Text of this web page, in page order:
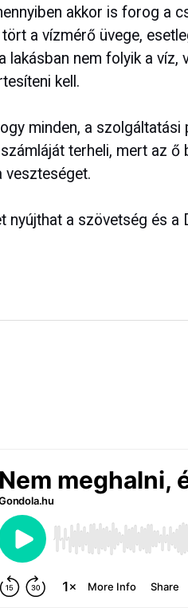
akkor is forog a
a vízmérő üvege,
lakásban nem folyik a
kell.
minden, a
terheli, mert az ő
veszteséget.
nyújthat a szövetség és a